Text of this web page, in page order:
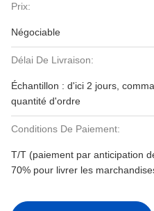
Prix:
Négociable
Délai De Livraison:
Échantillon : d'ici 2 jours,
quantité d'ordre
Conditions De Paiement:
T/T (paiement par anticipation
70% pour livrer les